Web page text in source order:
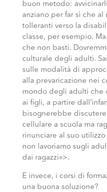
buon metodo:
anziano per far sì che
tolleranti verso la
classe, per esempio.
che non basti.
culturale degli adulti.
sulle modalità di
alla prevaricazione nei
mondo degli adulti che
ai figli, a partire
bisognerebbe
cellulare a scuola ma
rinunciare al suo
non lavoriamo sugli
dai ragazzi»>.
E invece, i corsi di
una buona soluzione?